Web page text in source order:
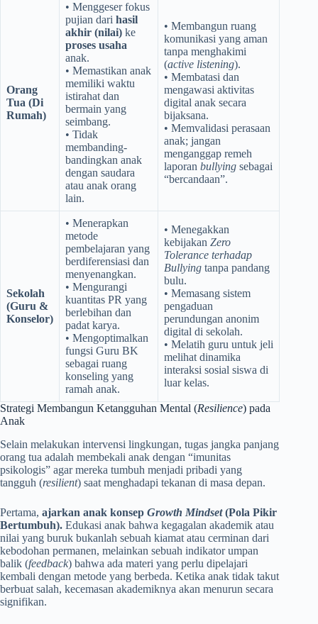
Orang
Tua (Di
Rumah)
• Menggeser fokus
pujian dari hasil
akhir (nilai) ke
proses usaha
anak.
• Memastikan anak
memiliki waktu
istirahat dan
bermain yang
seimbang.
• Tidak
membanding-
bandingkan anak
dengan saudara
atau anak orang
lain.
• Membangun ruang
komunikasi yang aman
tanpa menghakimi
(active listening).
• Membatasi dan
mengawasi aktivitas
digital anak secara
bijaksana.
• Memvalidasi perasaan
anak; jangan
menganggap remeh
laporan bullying sebagai
“bercandaan”.
Sekolah
(Guru &
Konselor)
• Menerapkan
metode
pembelajaran yang
berdiferensiasi dan
menyenangkan.
• Mengurangi
kuantitas PR yang
berlebihan dan
padat karya.
• Mengoptimalkan
fungsi Guru BK
sebagai ruang
konseling yang
ramah anak.
• Menegakkan
kebijakan Zero
Tolerance terhadap
Bullying tanpa pandang
bulu.
• Memasang sistem
pengaduan
perundungan anonim
digital di sekolah.
• Melatih guru untuk jeli
melihat dinamika
interaksi sosial siswa di
luar kelas.
Strategi Membangun Ketangguhan Mental (Resilience) pada
Anak
Selain melakukan intervensi lingkungan, tugas jangka panjang
orang tua adalah membekali anak dengan “imunitas
psikologis” agar mereka tumbuh menjadi pribadi yang
tangguh (resilient) saat menghadapi tekanan di masa depan.
Pertama, ajarkan anak konsep Growth Mindset(Pola Pikir
Bertumbuh). Edukasi anak bahwa kegagalan akademik atau
nilai yang buruk bukanlah sebuah kiamat atau cerminan dari
kebodohan permanen, melainkan sebuah indikator umpan
balik (feedback) bahwa ada materi yang perlu dipelajari
kembali dengan metode yang berbeda. Ketika anak tidak takut
berbuat salah, kecemasan akademiknya akan menurun secara
signifikan.